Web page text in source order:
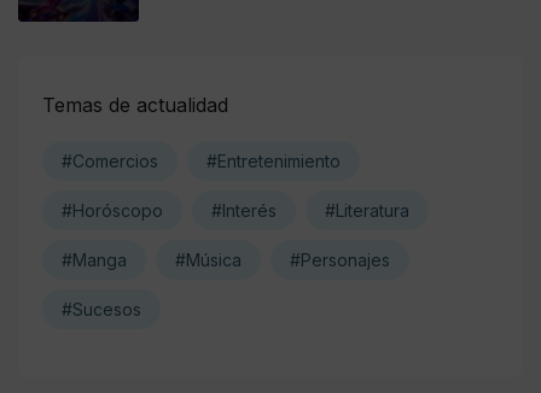
Temas de actualidad
#Comercios #Entretenimiento
#Horóscopo #Interés #Literatura
#Manga #Música #Personajes
#Sucesos